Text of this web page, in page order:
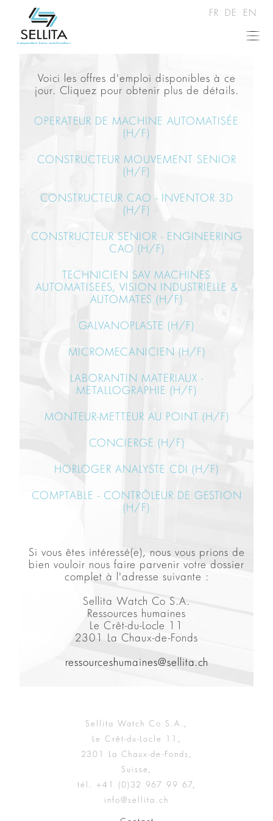
FR DE EN
Voici les offres d'emploi disponibles à ce
jour. Cliquez pour obtenir plus de détails.
OPERATEUR DE MACHINE AUTOMATISÉE
(H/F)
CONSTRUCTEUR MOUVEMENT SENIOR
(H/F)
CONSTRUCTEUR CAO - INVENTOR 3D
(H/F)
CONSTRUCTEUR SENIOR - ENGINEERING
CAO (H/F)
TECHNICIEN SAV MACHINES
AUTOMATISEES, VISION INDUSTRIELLE &
AUTOMATES (H/F)
GALVANOPLASTE (H/F)
MICROMECANICIEN (H/F)
LABORANTIN MATERIAUX -
METALLOGRAPHIE (H/F)
MONTEUR-METTEUR AU POINT (H/F)
CONCIERGE (H/F)
HORLOGER ANALYSTE CDI (H/F)
COMPTABLE - CONTRÔLEUR DE GESTION
(H/F)
Si vous êtes intéressé(e), nous vous prions de
bien vouloir nous faire parvenir votre dossier
complet à l'adresse suivante :
Sellita Watch Co S.A.
Ressources humaines
Le Crêt-du-Locle 11
2301 La Chaux-de-Fonds
ressourceshumaines@sellita.ch
Sellita Watch Co S.A.,
Le Crêt-du-Locle 11,
2301 La Chaux-de-Fonds,
Suisse,
tél. +41 (0)32 967 99 67,
info@sellita.ch